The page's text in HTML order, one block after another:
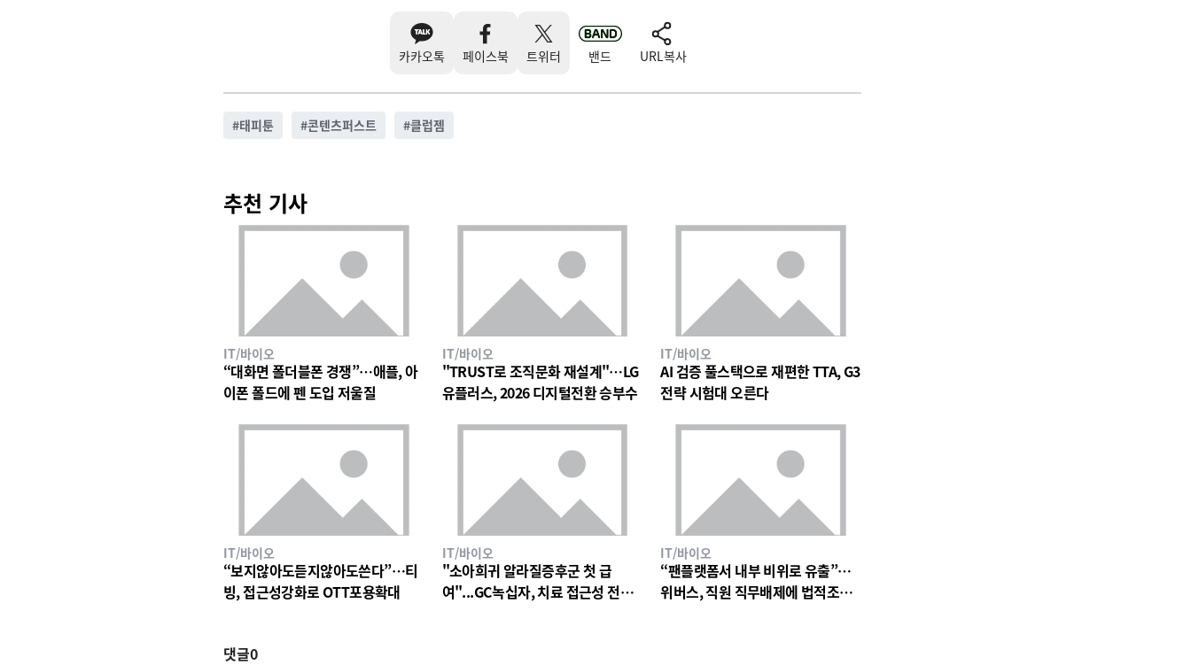
카카오톡 페이스북 트위터 밴드 URL복사
#태피툰 #콘텐츠퍼스트 #클럽젬
추천 기사
IT/바이오
“대화면 폴더블폰 경쟁”…애플, 아
이폰 폴드에 펜 도입 저울질
IT/바이오
"TRUST로 조직문화 재설계"…LG
유플러스, 2026 디지털전환 승부수
IT/바이오
AI 검증 풀스택으로 재편한 TTA, G3
전략 시험대 오른다
IT/바이오
“보지않아도듣지않아도쓴다”…티
빙, 접근성강화로 OTT포용확대
IT/바이오
"소아희귀 알라질증후군 첫 급
여"...GC녹십자, 치료 접근성 전환
IT/바이오
“팬플랫폼서 내부 비위로 유출”…
위버스, 직원 직무배제에 법적조치
댓글0